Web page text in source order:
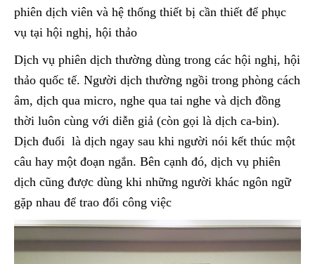
phiên dịch viên và hệ thống thiết bị cần thiết để phục
vụ tại hội nghị, hội thảo
Dịch vụ phiên dịch thường dùng trong các hội nghị, hội
thảo quốc tế. Người dịch thường ngồi trong phòng cách
âm, dịch qua micro, nghe qua tai nghe và dịch đồng
thời luôn cùng với diễn giả (còn gọi là dịch ca-bin).
Dịch đuổi là dịch ngay sau khi người nói kết thúc một
câu hay một đoạn ngắn. Bên cạnh đó, dịch vụ phiên
dịch cũng được dùng khi những người khác ngôn ngữ
gặp nhau để trao đổi công việc